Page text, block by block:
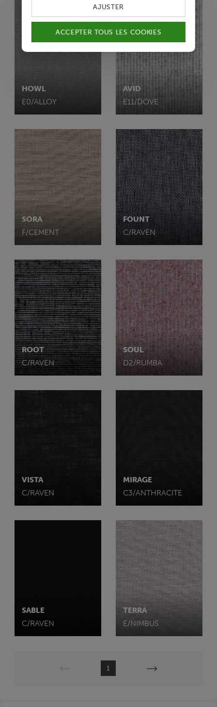
HOWL
E0/ALLOY
AVID
E11/DOVE
SORA
F/CEMENT
FOUNT
C/RAVEN
ROOT
C/RAVEN
SOUL
D2/RUMBA
VISTA
C/RAVEN
MIRAGE
C3/ANTHRACITE
SABLE
C/RAVEN
TERRA
E/NIMBUS
Précédent 1 Suivante
AJUSTER
ACCEPTER TOUS LES COOKIES